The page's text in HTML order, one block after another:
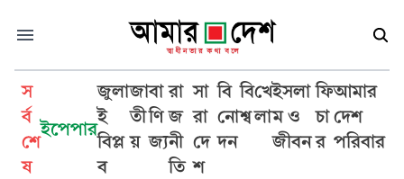
স
র্ব
শে
ষ
ইপেপার
জুলা
ই
বিপ্ল
ব
জা
তী
য়
বা
ণি
জ্য
রা
জ
নী
তি
সা
রা
দে
শ
বি
নো
দন
বি
শ্ব
খে
লা
ইসলা
ম ও
জীবন
ফি
চা
র
আমার
দেশ
পরিবার
উচ্চশিক্ষা